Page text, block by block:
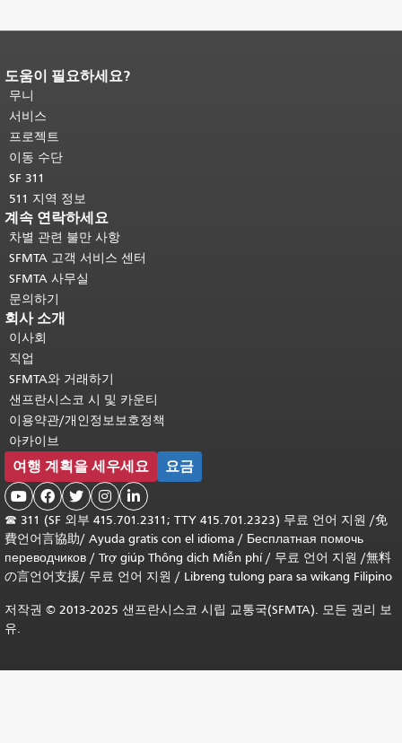
페이지 내용 끝입니다.이 페이지의 나
머지 내용은 모든 페이지에 반복됩니
다.메인 콘텐츠 상단으로 돌아가려면
여기를 클릭하십시오
도움이 필요하세요?
무니
서비스
프로젝트
이동 수단
SF 311
511 지역 정보
계속 연락하세요
차별 관련 불만 사항
SFMTA 고객 서비스 센터
SFMTA 사무실
문의하기
회사 소개
이사회
직업
SFMTA와 거래하기
샌프란시스코 시 및 카운티
이용약관/개인정보보호정책
아카이브
여행 계획을 세우세요 요금
    
☎ 311 (SF 외부 415.701.2311; TTY 415.701.2323) 무료 언어 지원 /免
費언어言協助/ Ayuda gratis con el idioma / Бесплатная помочь
переводчиков / Trợ giúp Thông dịch Miễn phí/ 무료 언어 지원 /無料
の言언어支援/ 무료 언어 지원 / Libreng tulong para sa wikang Filipino
저작권 © 2013-2025 샌프란시스코 시립 교통국(SFMTA). 모든 권리 보
유.